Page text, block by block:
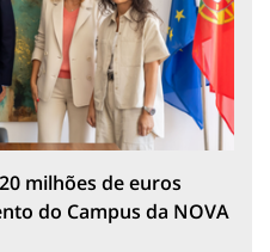
milhões de euros
do Campus da NOVA